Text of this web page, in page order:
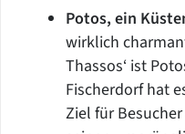
Potos, ein
wirklich
Thassos‘ ist
Fischerdorf hat
Ziel für